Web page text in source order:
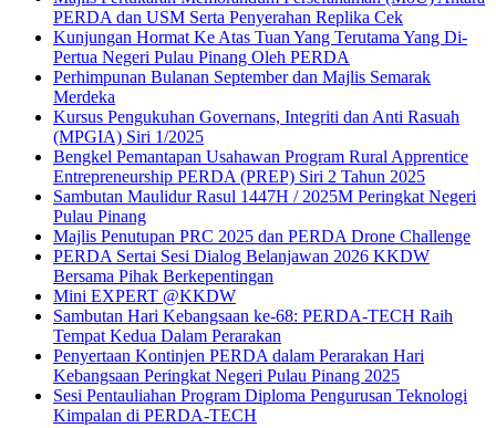
PERDA dan USM Serta Penyerahan Replika Cek
Kunjungan Hormat Ke Atas Tuan Yang Terutama Yang Di-
Pertua Negeri Pulau Pinang Oleh PERDA
Perhimpunan Bulanan September dan Majlis Semarak
Merdeka
Kursus Pengukuhan Governans, Integriti dan Anti Rasuah
(MPGIA) Siri 1/2025
Bengkel Pemantapan Usahawan Program Rural Apprentice
Entrepreneurship PERDA (PREP) Siri 2 Tahun 2025
Sambutan Maulidur Rasul 1447H / 2025M Peringkat Negeri
Pulau Pinang
Majlis Penutupan PRC 2025 dan PERDA Drone Challenge
PERDA Sertai Sesi Dialog Belanjawan 2026 KKDW
Bersama Pihak Berkepentingan
Mini EXPERT @KKDW
Sambutan Hari Kebangsaan ke-68: PERDA-TECH Raih
Tempat Kedua Dalam Perarakan
Penyertaan Kontinjen PERDA dalam Perarakan Hari
Kebangsaan Peringkat Negeri Pulau Pinang 2025
Sesi Pentauliahan Program Diploma Pengurusan Teknologi
Kimpalan di PERDA-TECH